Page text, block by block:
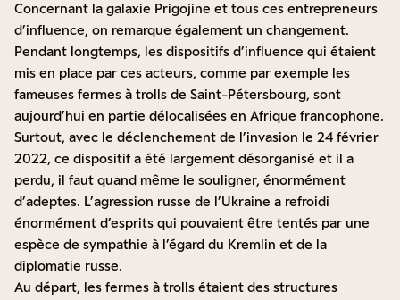
Concernant la galaxie Prigojine et tous ces entrepreneurs
d’influence, on remarque également un changement.
Pendant longtemps, les dispositifs d’influence qui étaient
mis en place par ces acteurs, comme par exemple les
fameuses fermes à trolls de Saint-Pétersbourg, sont
aujourd’hui en partie délocalisées en Afrique francophone.
Surtout, avec le déclenchement de l’invasion le 24 février
2022, ce dispositif a été largement désorganisé et il a
perdu, il faut quand même le souligner, énormément
d’adeptes. L’agression russe de l’Ukraine a refroidi
énormément d’esprits qui pouvaient être tentés par une
espèce de sympathie à l’égard du Kremlin et de la
diplomatie russe.
Au départ, les fermes à trolls étaient des structures